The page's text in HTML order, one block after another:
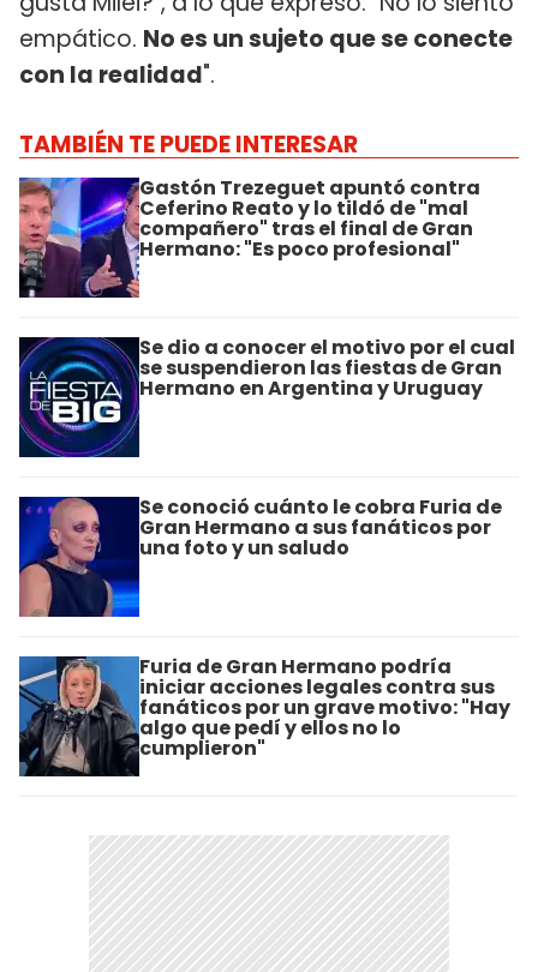
empático. No es un sujeto que se conecte
con la realidad".
TAMBIÉN TE PUEDE INTERESAR
Gastón Trezeguet apuntó contra
Ceferino Reato y lo tildó de "mal
compañero" tras el final de Gran
Hermano: "Es poco profesional"
Se dio a conocer el motivo por el cual
se suspendieron las fiestas de Gran
Hermano en Argentina y Uruguay
Se conoció cuánto le cobra Furia de
Gran Hermano a sus fanáticos por
una foto y un saludo
Furia de Gran Hermano podría
iniciar acciones legales contra sus
fanáticos por un grave motivo: "Hay
algo que pedí y ellos no lo
cumplieron"